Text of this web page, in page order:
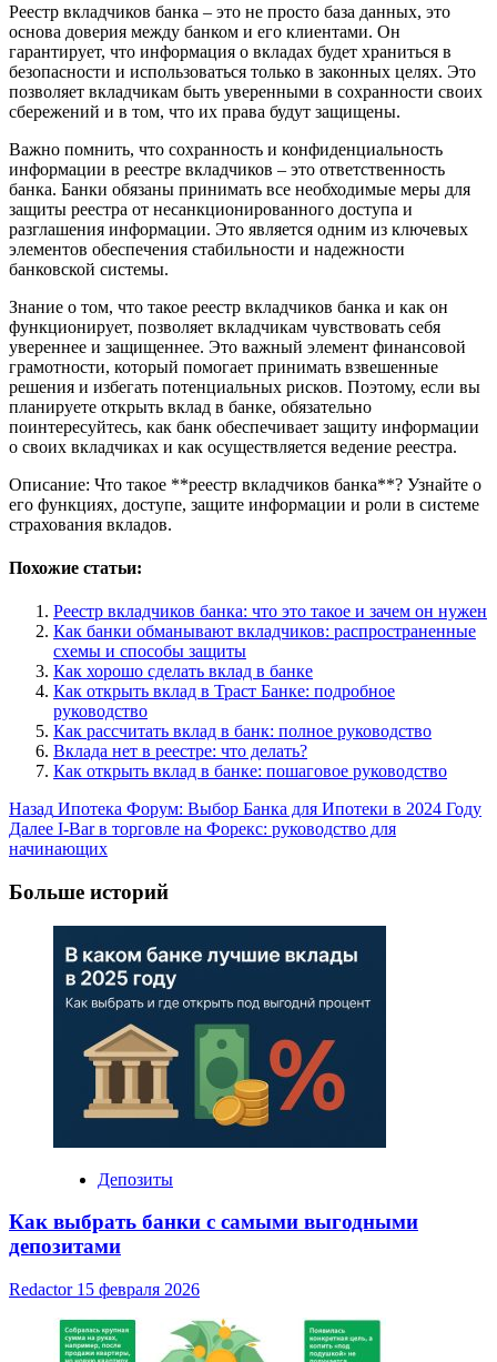
Реестр вкладчиков банка – это не просто база данных, это
основа доверия между банком и его клиентами. Он
гарантирует, что информация о вкладах будет храниться в
безопасности и использоваться только в законных целях. Это
позволяет вкладчикам быть уверенными в сохранности своих
сбережений и в том, что их права будут защищены.
Важно помнить, что сохранность и конфиденциальность
информации в реестре вкладчиков – это ответственность
банка. Банки обязаны принимать все необходимые меры для
защиты реестра от несанкционированного доступа и
разглашения информации. Это является одним из ключевых
элементов обеспечения стабильности и надежности
банковской системы.
Знание о том, что такое реестр вкладчиков банка и как он
функционирует, позволяет вкладчикам чувствовать себя
увереннее и защищеннее. Это важный элемент финансовой
грамотности, который помогает принимать взвешенные
решения и избегать потенциальных рисков. Поэтому, если вы
планируете открыть вклад в банке, обязательно
поинтересуйтесь, как банк обеспечивает защиту информации
о своих вкладчиках и как осуществляется ведение реестра.
Описание: Что такое **реестр вкладчиков банка**? Узнайте о
его функциях, доступе, защите информации и роли в системе
страхования вкладов.
Похожие статьи:
Реестр вкладчиков банка: что это такое и зачем он нужен
Как банки обманывают вкладчиков: распространенные
схемы и способы защиты
Как хорошо сделать вклад в банке
Как открыть вклад в Траст Банке: подробное
руководство
Как рассчитать вклад в банк: полное руководство
Вклада нет в реестре: что делать?
Как открыть вклад в банке: пошаговое руководство
Post
Navigation
Назад Ипотека Форум: Выбор Банка для Ипотеки в 2024 Году
Далее I-Bar в торговле на Форекс: руководство для
начинающих
Больше историй
Депозиты
Как выбрать банки с самыми выгодными
депозитами
Redactor 15 февраля 2026